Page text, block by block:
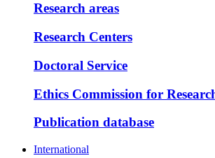
Research areas
Research Centers
Doctoral Service
Ethics Commission for
Publication database
International